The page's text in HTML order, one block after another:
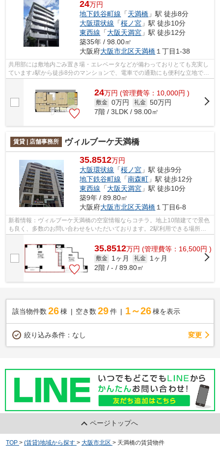
24万円
地下鉄谷町線 「天満橋 」駅 徒歩8分
大阪環状線 「桜ノ宮 」駅 徒歩10分
東西線 「大阪天満宮 」駅 徒歩12分
築35年 / 98.00㎡
大阪府大阪市北区天満橋 １丁目1-38
共用部には敷地内ごみ置き場・エレベータなどが備わっておりとても充実し
ています♪駅から徒歩8分のマンションで、電車での通勤にも便利な立地です
♪陽当たりが良いので洗濯物も乾きやす...
24万円 (管理費等：10,000円 )
敷金 0万円 礼金 50万円
7階 / 3LDK / 98.00㎡
賃貸 | 店舗事務所 ヴィルブーケ天満橋
35.8512万円
大阪環状線 「桜ノ宮 」駅 徒歩9分
地下鉄谷町線 「南森町 」駅 徒歩12分
東西線 「大阪天満宮 」駅 徒歩10分
築9年 / 89.80㎡
大阪府大阪市北区天満橋 １丁目6-8
新着情報：ヴィルブーケ天満橋の空室情報ならコチラ。地上10階建てで景色
も良く、多数のお問い合わせをいただいております。2駅利用できる場所に
あり、アクセスが便利です。築浅(築4年...
35.8512万円 (管理費等：16,500円 )
敷金 1ヶ月 礼金
1ヶ月
2階 / - / 89.80㎡
該当物件数 26棟 空き数 29 件 1～26 棟を表示
絞り込み条件： なし 変更
ページトップへ
TOP > (賃貸)地域から探す > 大阪市北区 > 天満橋の賃貸物件